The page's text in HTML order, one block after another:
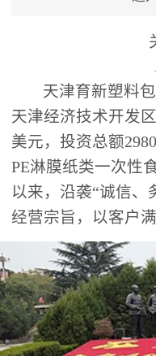
天津育新塑料
天津经济技术开发
美元，投资总额
PE淋膜纸类一次性
以来，沿袭“诚信、
经营宗旨，以客户